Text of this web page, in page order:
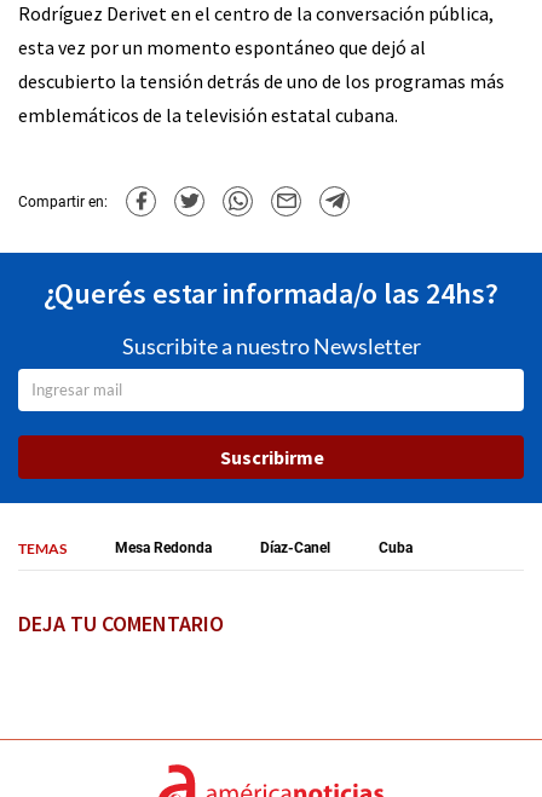
Rodríguez Derivet en el centro de la conversación pública,
esta vez por un momento espontáneo que dejó al
descubierto la tensión detrás de uno de los programas más
emblemáticos de la televisión estatal cubana.
Compartir en:
¿Querés estar informada/o las 24hs?
Suscribite a nuestro Newsletter
Suscribirme
TEMAS Mesa Redonda Díaz-Canel Cuba
DEJA TU COMENTARIO